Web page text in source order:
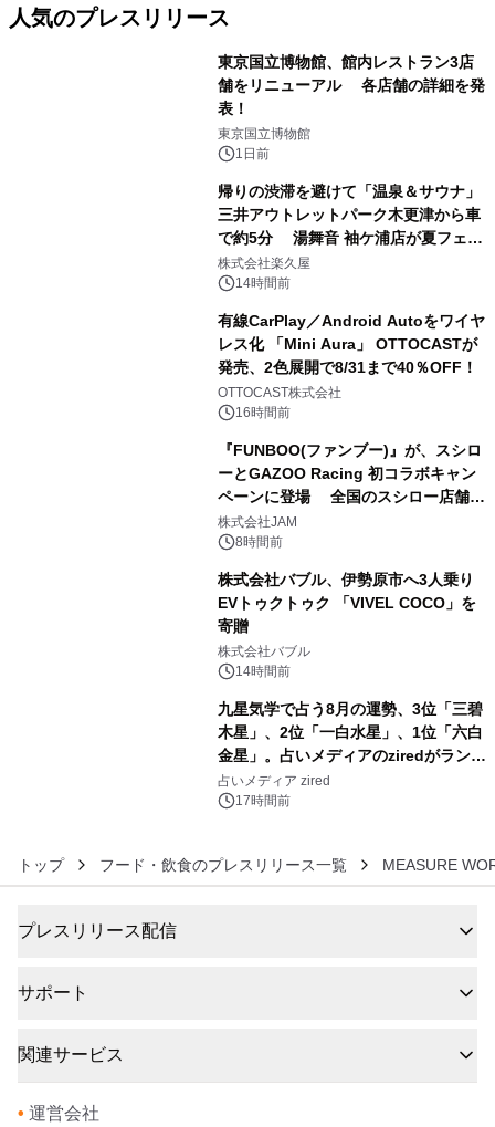
人気のプレスリリース
東京国立博物館、館内レストラン3店
舗をリニューアル 各店舗の詳細を発
表！
東京国立博物館
1日前
帰りの渋滞を避けて「温泉＆サウナ」
三井アウトレットパーク木更津から車
で約5分 湯舞音 袖ケ浦店が夏フェア
メニューを提供
株式会社楽久屋
14時間前
有線CarPlay／Android Autoをワイヤ
レス化 「Mini Aura」 OTTOCASTが
発売、2色展開で8/31まで40％OFF！
OTTOCAST株式会社
16時間前
『FUNBOO(ファンブー)』が、スシロ
ーとGAZOO Racing 初コラボキャン
ペーンに登場 全国のスシロー店舗で
GR 4車種の FUNBOO(ミニカー)付き
メニューが展開されます
株式会社JAM
8時間前
株式会社バブル、伊勢原市へ3人乗り
EVトゥクトゥク 「VIVEL COCO」を
寄贈
株式会社バブル
14時間前
九星気学で占う8月の運勢、3位「三碧
木星」、2位「一白水星」、1位「六白
金星」。占いメディアのziredがランキ
ングを発表
占いメディア zired
17時間前
トップ フード・飲食のプレスリリース一覧 MEASURE
プレスリリース配信
サポート
関連サービス
• 運営会社